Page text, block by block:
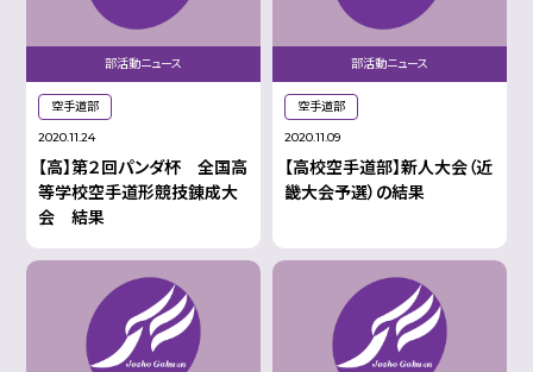
2020.11.24
部活動ニュース
空手道部
【高】第２回パンダ杯 全国高
等学校空手道形競技錬成大
会 結果
2020.11.09
部活動ニュース
空手道部
【高校空手道部】新人大会（近
畿大会予選）の結果